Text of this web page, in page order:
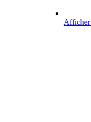
Afficher